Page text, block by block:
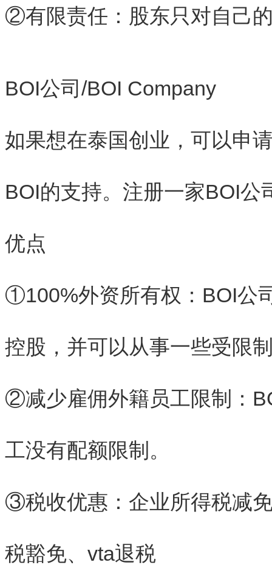
②有限责任：股东只对自己
BOI公司/BOI Company
如果想在泰国创业，可以申
BOI的支持。注册一家BOI公
优点
①100%外资所有权：BOI公
控股，并可以从事一些受限
②减少雇佣外籍员工限制：
工没有配额限制。
③税收优惠：企业所得税减
税豁免、vta退税